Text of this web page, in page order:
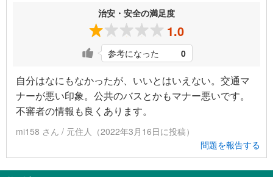
治安・安全の満足度
1.0
参考になった 0
自分はなにもなかったが、いいとはいえない。交通マ
ナーが悪い印象。公共のバスとかもマナー悪いです。
不審者の情報も良くあります。
mi158 さん / 元住人（2022年3月16日に投稿）
問題を報告する